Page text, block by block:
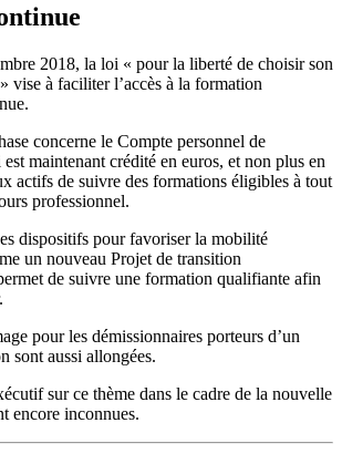
2018, la loi « pour la liberté de choisir son
vise à faciliter l’accès à la formation
concerne le Compte personnel de
maintenant crédité en euros, et non plus en
actifs de suivre des formations éligibles à tout
professionnel.
dispositifs pour favoriser la mobilité
un nouveau Projet de transition
de suivre une formation qualifiante afin
pour les démissionnaires porteurs d’un
sont aussi allongées.
sur ce thème dans le cadre de la nouvelle
encore inconnues.